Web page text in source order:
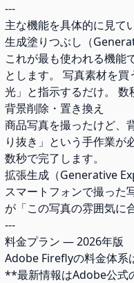
---
主な機能を具体的に見て
生成塗りつぶし（
これが最も使われる機能
とします。 写真素材を
光」と指示するだけ。 数
背景削除・置き換え
商品写真を撮ったけど、
り抜き」という手作業が
数秒で完了します。
拡張生成（Generative
スマートフォンで撮った
が「この写真の雰囲気に
---
料金プラン — 2026年版
Adobe Fireflyの料金体系
**最新情報はAdobe公式